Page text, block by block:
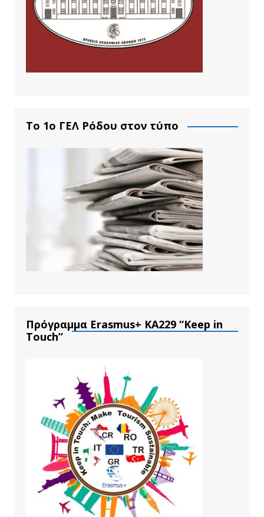
Το 1ο ΓΕΛ Ρόδου στον τύπο
Πρόγραμμα Erasmus+ ΚΑ229 “Keep in
Touch”